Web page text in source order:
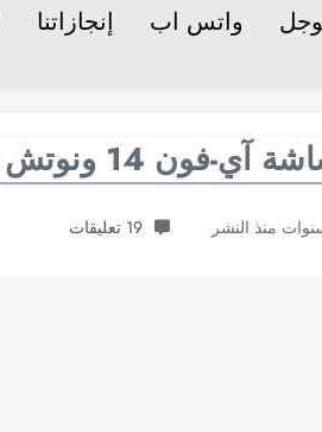
واتس اب إنجازاتنا
مختلف تماماً
19 تعليقات